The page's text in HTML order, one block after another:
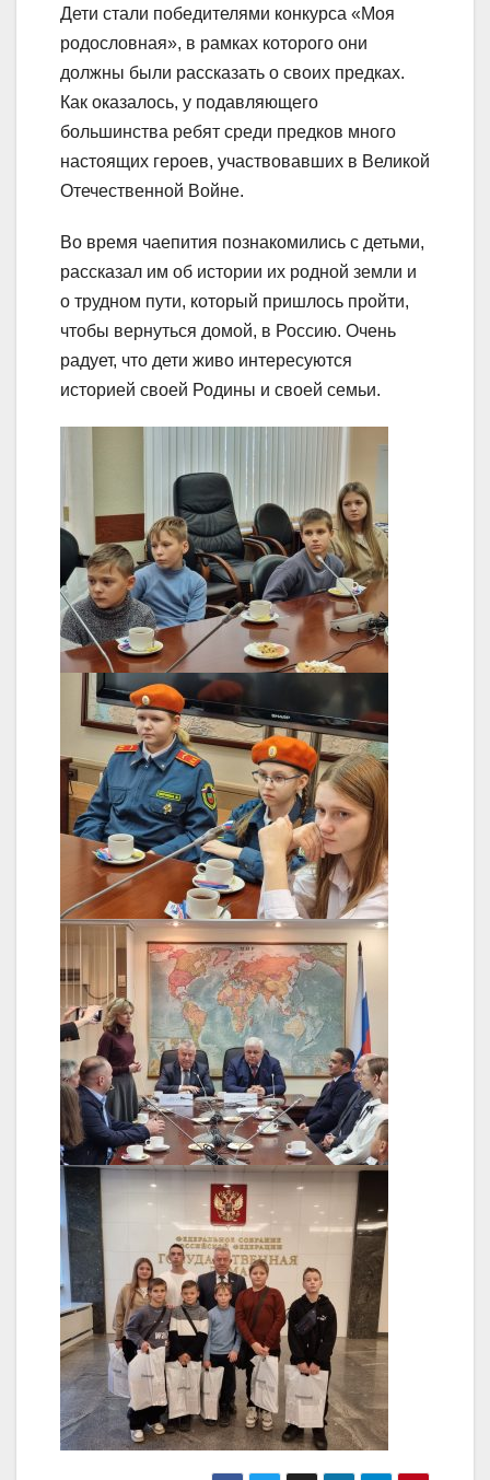
Дети стали победителями конкурса «Моя
родословная», в рамках которого они
должны были рассказать о своих предках.
Как оказалось, у подавляющего
большинства ребят среди предков много
настоящих героев, участвовавших в Великой
Отечественной Войне.
Во время чаепития познакомились с детьми,
рассказал им об истории их родной земли и
о трудном пути, который пришлось пройти,
чтобы вернуться домой, в Россию. Очень
радует, что дети живо интересуются
историей своей Родины и своей семьи.